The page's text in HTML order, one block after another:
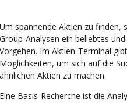
spannende Aktien zu finden,
Analysen ein beliebtes
Im Aktien-Terminal
um sich auf die
Aktien zu machen.
Basis-Recherche ist die